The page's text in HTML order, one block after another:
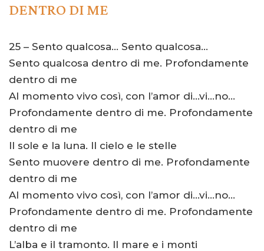
DENTRO DI ME
25 – Sento qualcosa… Sento qualcosa…
Sento qualcosa dentro di me. Profondamente
dentro di me
Al momento vivo così, con l’amor di…vi…no…
Profondamente dentro di me. Profondamente
dentro di me
Il sole e la luna. Il cielo e le stelle
Sento muovere dentro di me. Profondamente
dentro di me
Al momento vivo così, con l’amor di…vi…no…
Profondamente dentro di me. Profondamente
dentro di me
L’alba e il tramonto. Il mare e i monti